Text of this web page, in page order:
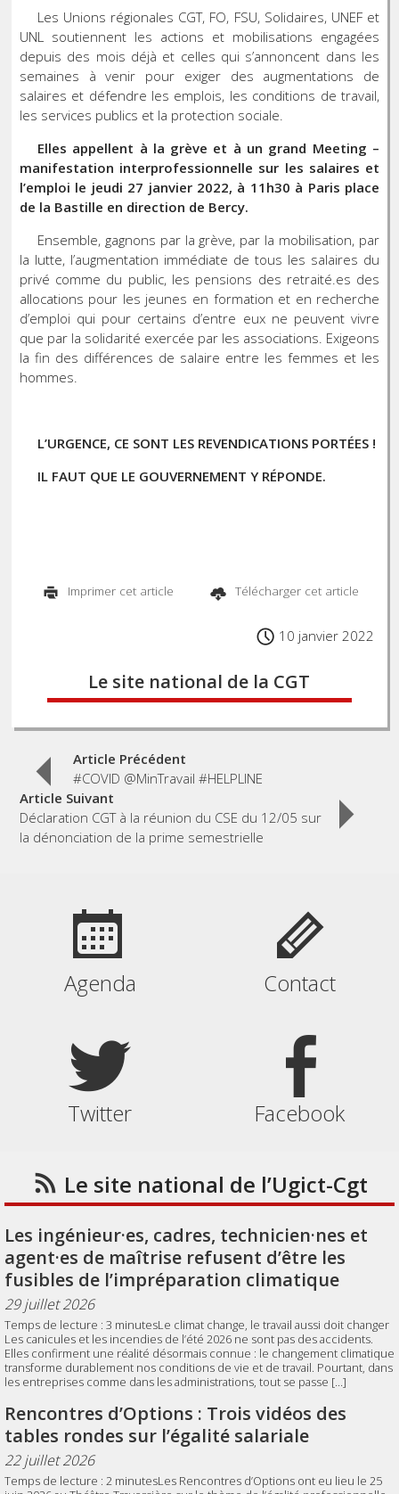
Les Unions régionales CGT, FO, FSU, Solidaires, UNEF et
UNL soutiennent les actions et mobilisations engagées
depuis des mois déjà et celles qui s’annoncent dans les
semaines à venir pour exiger des augmentations de
salaires et défendre les emplois, les conditions de travail,
les services publics et la protection sociale.
Elles appellent à la grève et à un grand Meeting –
manifestation interprofessionnelle sur les salaires et
l’emploi le jeudi 27 janvier2022, à 11h30 à Paris place
de la Bastille en direction de Bercy.
Ensemble, gagnons par la grève, par la mobilisation, par
la lutte, l’augmentation immédiate de tous les salaires du
privé comme du public, les pensions des retraité.es des
allocations pour les jeunes en formation et en recherche
d’emploi qui pour certains d’entre eux ne peuvent vivre
que par la solidarité exercée par les associations. Exigeons
la fin des différences de salaire entre les femmes et les
hommes.
L’URGENCE, CE SONT LES REVENDICATIONS PORTÉES !
IL FAUT QUE LE GOUVERNEMENT Y RÉPONDE.
Imprimer cet article Télécharger cet article
10 janvier 2022
Le site national de la CGT
Post
navigation
Article Précédent
#COVID @MinTravail #HELPLINE
Article Suivant
Déclaration CGT à la réunion du CSE du 12/05 sur
la dénonciation de la prime semestrielle
Agenda Contact
Twitter Facebook
Le site national de l’Ugict-Cgt
Les ingénieur·es, cadres, technicien·nes et
agent·es de maîtrise refusent d’être les
fusibles de l’impréparation climatique
29 juillet 2026
Temps de lecture : 3 minutesLe climat change, le travail aussi doit changer
Les canicules et les incendies de l’été 2026 ne sont pas des accidents.
Elles confirment une réalité désormais connue : le changement climatique
transforme durablement nos conditions de vie et de travail. Pourtant, dans
les entreprises comme dans les administrations, tout se passe […]
Rencontres d’Options : Trois vidéos des
tables rondes sur l’égalité salariale
22 juillet 2026
Temps de lecture : 2 minutesLes Rencontres d’Options ont eu lieu le 25